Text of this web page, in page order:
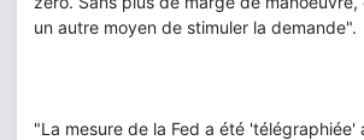
un autre moyen de stimuler la demande".
"La mesure de la Fed a été 'télégraphiée'